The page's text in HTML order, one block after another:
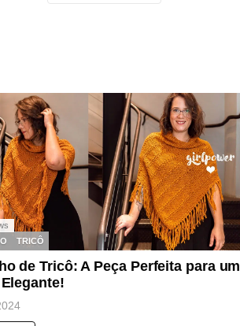
TRICÔ
de Tricô: A Peça Perfeita para um